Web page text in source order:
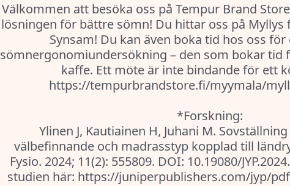
Välkommen att besöka oss på Tempur Brand
lösningen för bättre sömn! Du hittar oss på
Synsam! Du kan även boka tid hos oss
sömnergonomiundersökning – den som bokar tid
kaffe. Ett möte är inte bindande för ett
https://tempurbrandstore.fi/myymala/
*Forskning:
Ylinen J, Kautiainen H, Juhani M.
välbefinnande och madrasstyp kopplad till
Fysio. 2024; 11(2): 555809. DOI: 10.19080/